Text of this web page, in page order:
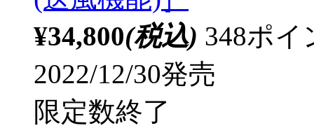
¥34,800(税込) 348ポ
2022/12/30発売
限定数終了